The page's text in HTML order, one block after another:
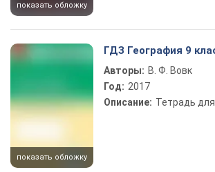
показать обложку
показать обложку
ГДЗ География 9
Авторы: В. Ф. Вовк
Год: 2017
Описание: Тетрадь